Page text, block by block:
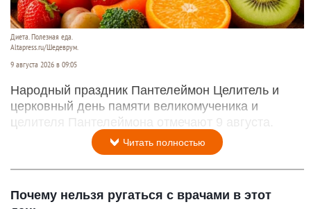
Диета. Полезная еда.
Altapress.ru/Шедеврум.
9 августа 2026 в 09:05
Народный праздник Пантелеймон Целитель и
церковный день памяти великомученика и
целителя Пантелеймона отмечают 9 августа.
Читать полностью
Почему нельзя ругаться с врачами в этот